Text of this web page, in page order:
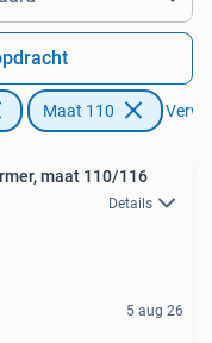
Maat 110
maat 110/116
Details
5 aug 26